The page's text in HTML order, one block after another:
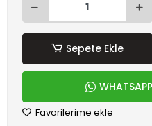
Sepete Ekle
Favorilerime ekle